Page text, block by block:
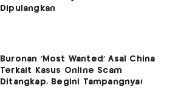
Dipulangkan
Buronan 'Most Wanted' Asal China
Terkait Kasus Online Scam
Ditangkap, Begini Tampangnya!